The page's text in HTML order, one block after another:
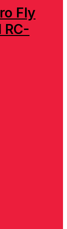
Fly
RC-